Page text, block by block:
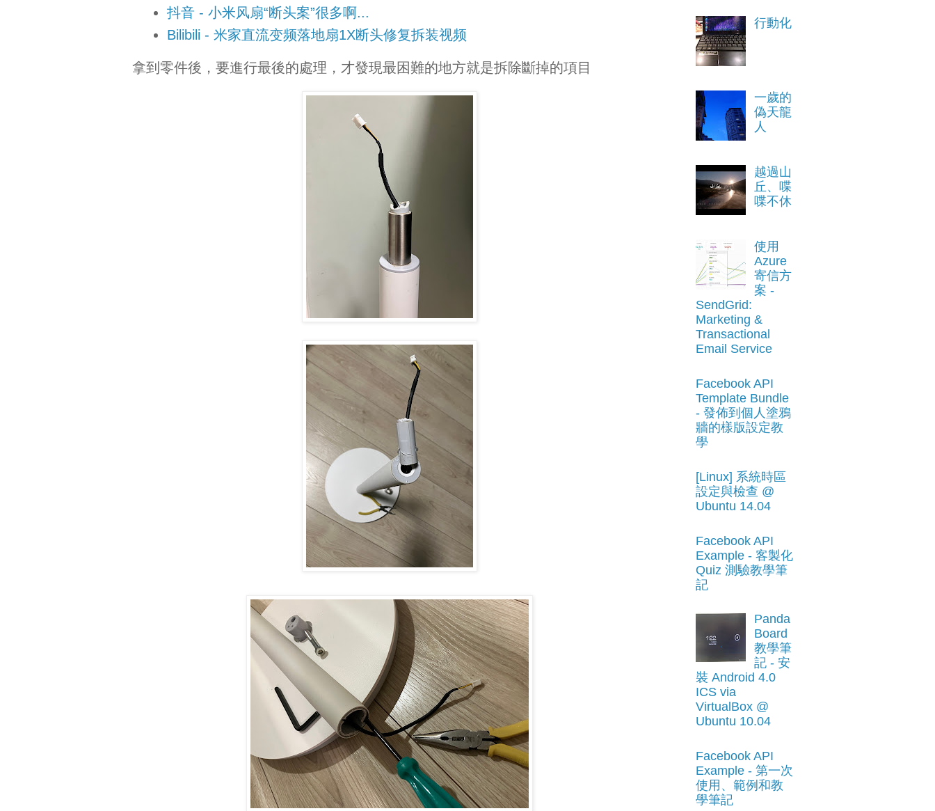
抖音 - 小米风扇“断头案”很多啊...
Bilibili - 米家直流变频落地扇1X断头修复拆装视频
拿到零件後，要進行最後的處理，才發現最困難的地方就是拆除斷掉的項目
行動化
一歲的
偽天龍
人
越過山
丘、喋
喋不休
使用
Azure
寄信方
案 -
SendGrid:
Marketing &
Transactional
Email Service
Facebook API
Template Bundle
- 發佈到個人塗鴉
牆的樣版設定教
學
[Linux] 系統時區
設定與檢查 @
Ubuntu 14.04
Facebook API
Example - 客製化
Quiz 測驗教學筆
記
Panda
Board
教學筆
記 - 安
裝 Android 4.0
ICS via
VirtualBox @
Ubuntu 10.04
Facebook API
Example - 第一次
使用、範例和教
學筆記